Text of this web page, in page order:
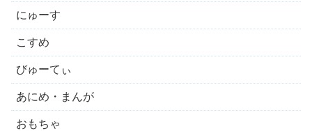
にゅーす
こすめ
びゅーてぃ
あにめ・まんが
おもちゃ